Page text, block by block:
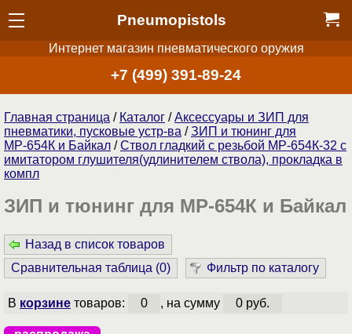
Pneumopistols
Интернет магазин пневматического оружия
+7 (499) 391-89-24
Главная страница / Каталог /Аксессуары и ЗИП для
пневматики, пусковые устр-ва /ЗИП и тюнинг для
МР-654К и Байкал /Ствол гладкий с резьбой МР-654К-32 с
имитатором глушителя(удлинителем ствола), прокладка в
компл
ЗИП и тюнинг для МР-654К и Байкал
Назад в список товаров
Сравнительная таблица (0) Фильтр по каталогу
В корзинетоваров: 0 , на сумму 0 руб.